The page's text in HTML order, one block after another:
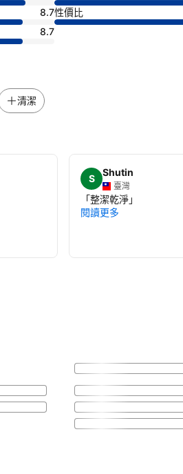
8.7性價比
8.7
清潔
S
Shutin
臺灣
「整潔乾淨」
閱讀更多